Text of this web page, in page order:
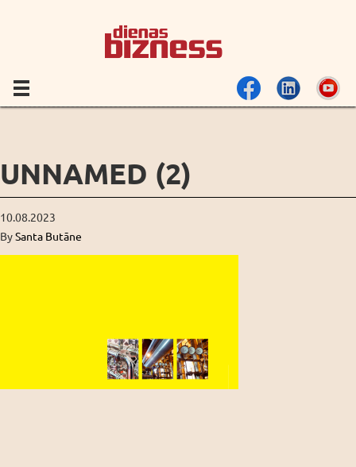
UNNAMED (2)
10.08.2023
BySanta Butāne